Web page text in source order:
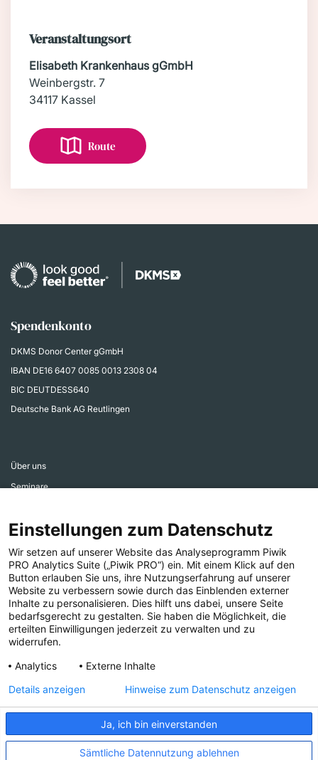
Veranstaltungsort
Elisabeth Krankenhaus gGmbH
Weinbergstr. 7
34117 Kassel
Route
Spendenkonto
DKMS Donor Center gGmbH
IBAN DE16 6407 0085 0013 2308 04
BIC DEUTDESS640
Deutsche Bank AG Reutlingen
Über uns
Seminare
Ehrenamtsbereich
Aktuelles
Presse
Folgen Sie uns!
IMPRESSUM COMPLIANCE
DATENSCHUTZ
Einstellungen zum Datenschutz
Wir setzen auf unserer Website das Analyseprogramm Piwik
PRO Analytics Suite („Piwik PRO“) ein. Mit einem Klick auf den
Button erlauben Sie uns, ihre Nutzungserfahrung auf unserer
Website zu verbessern sowie durch das Einblenden externer
Inhalte zu personalisieren. Dies hilft uns dabei, unsere Seite
bedarfsgerecht zu gestalten. Sie haben die Möglichkeit, die
erteilten Einwilligungen jederzeit zu verwalten und zu
widerrufen.
Analytics
Externe Inhalte
Ja, ich bin einverstanden
Sämtliche Datennutzung ablehnen
Details anzeigen Hinweise zum Datenschutz anzeigen